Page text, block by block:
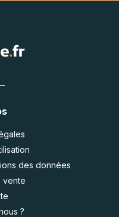
des données
vente
?